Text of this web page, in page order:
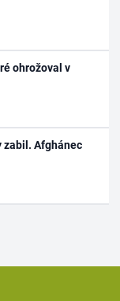
ohrožoval v
zabil. Afghánec